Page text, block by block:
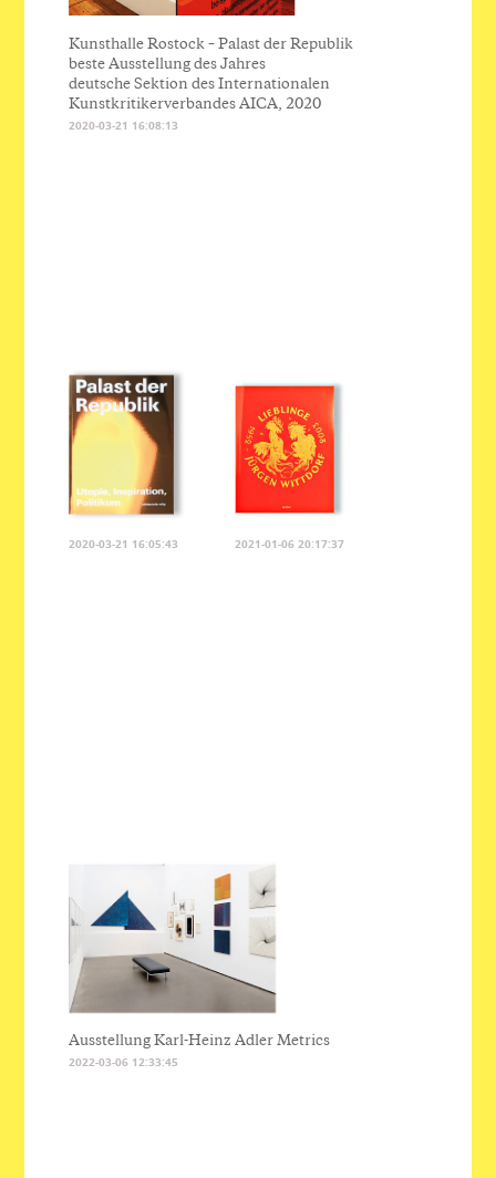
Kunsthalle Rostock – Palast der Republik
beste Ausstellung des Jahres
deutsche Sektion des Internationalen
Kunstkritikerverbandes AICA, 2020
2020-03-21 16:08:13
2020-03-21 16:05:43 2021-01-06 20:17:37
Ausstellung Karl-Heinz Adler Metrics
2022-03-06 12:33:45